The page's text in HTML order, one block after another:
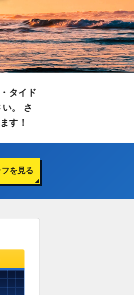
タイド
。 さ
す！
を見る